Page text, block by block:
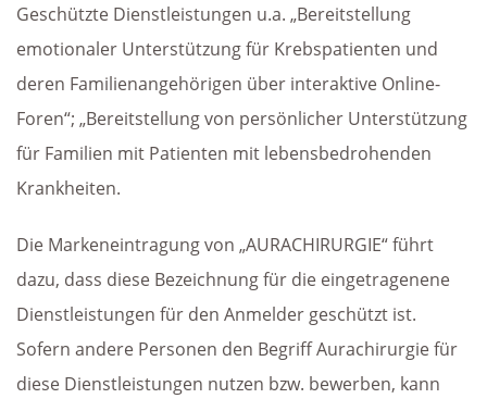
Geschützte Dienstleistungen u.a. „Bereitstellung
emotionaler Unterstützung für Krebspatienten und
deren Familienangehörigen über interaktive Online-
Foren“; „Bereitstellung von persönlicher Unterstützung
für Familien mit Patienten mit lebensbedrohenden
Krankheiten.
Die Markeneintragung von „AURACHIRURGIE“ führt
dazu, dass diese Bezeichnung für die eingetragenene
Dienstleistungen für den Anmelder geschützt ist.
Sofern andere Personen den Begriff Aurachirurgie für
diese Dienstleistungen nutzen bzw. bewerben, kann